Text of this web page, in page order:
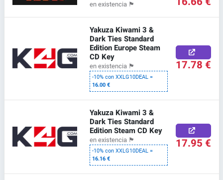
en existencia 🏴
Yakuza Kiwami 3 &
Dark Ties Standard
Edition Europe Steam
CD Key
en existencia 🏴
-10% con XXLG10DEAL =
16.00 €
17.78 €
Yakuza Kiwami 3 &
Dark Ties Standard
Edition Steam CD Key
en existencia 🏴
-10% con XXLG10DEAL =
16.16 €
17.95 €